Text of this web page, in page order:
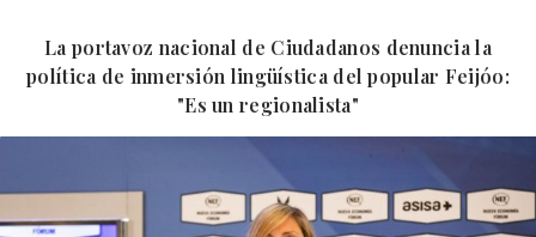
La portavoz nacional de Ciudadanos denuncia la
política de inmersión lingüística del popular Feijóo:
"Es un regionalista"